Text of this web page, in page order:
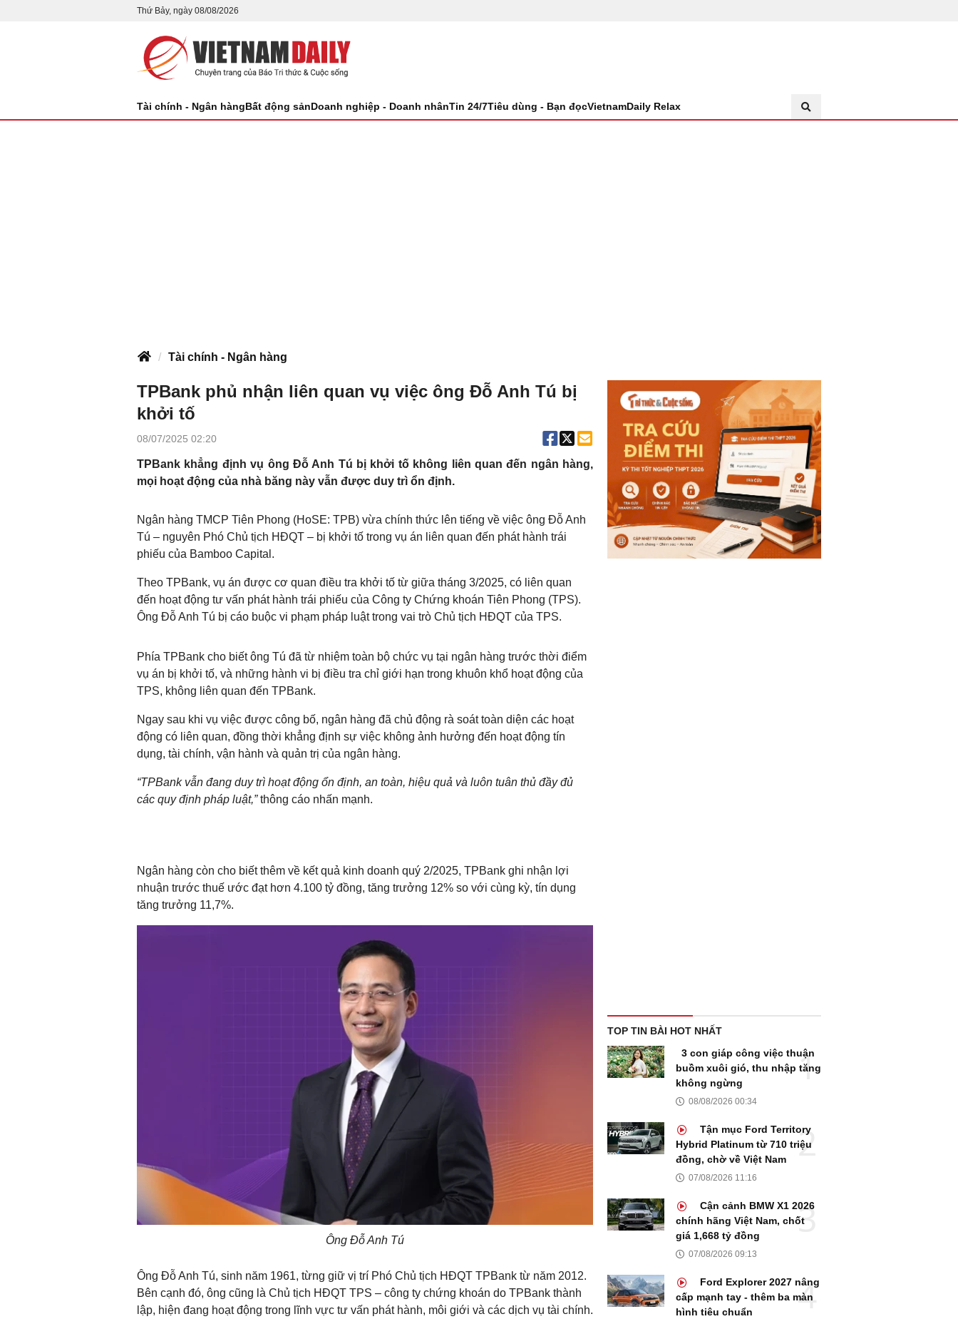
Thứ Bảy, ngày 08/08/2026
Tài chính - Ngân hàngBất động sảnDoanh nghiệp - Doanh nhânTin 24/7Tiêu dùng - Bạn đọcVietnamDaily Relax
Tài chính - Ngân hàng
TPBank phủ nhận liên quan vụ việc ông Đỗ Anh Tú bị
khởi tố
08/07/2025 02:20
TPBank khẳng định vụ ông Đỗ Anh Tú bị khởi tố không liên quan đến ngân hàng,
mọi hoạt động của nhà băng này vẫn được duy trì ổn định.
Ngân hàng TMCP Tiên Phong (HoSE: TPB) vừa chính thức lên tiếng về việc ông Đỗ Anh
Tú – nguyên Phó Chủ tịch HĐQT – bị khởi tố trong vụ án liên quan đến phát hành trái
phiếu của Bamboo Capital.
Theo TPBank, vụ án được cơ quan điều tra khởi tố từ giữa tháng 3/2025, có liên quan
đến hoạt động tư vấn phát hành trái phiếu của Công ty Chứng khoán Tiên Phong (TPS).
Ông Đỗ Anh Tú bị cáo buộc vi phạm pháp luật trong vai trò Chủ tịch HĐQT của TPS.
Phía TPBank cho biết ông Tú đã từ nhiệm toàn bộ chức vụ tại ngân hàng trước thời điểm
vụ án bị khởi tố, và những hành vi bị điều tra chỉ giới hạn trong khuôn khổ hoạt động của
TPS, không liên quan đến TPBank.
Ngay sau khi vụ việc được công bố, ngân hàng đã chủ động rà soát toàn diện các hoạt
động có liên quan, đồng thời khẳng định sự việc không ảnh hưởng đến hoạt động tín
dụng, tài chính, vận hành và quản trị của ngân hàng.
“TPBank vẫn đang duy trì hoạt động ổn định, an toàn, hiệu quả và luôn tuân thủ đầy đủ
các quy định pháp luật,”thông cáo nhấn mạnh.
Ngân hàng còn cho biết thêm về kết quả kinh doanh quý 2/2025, TPBank ghi nhận lợi
nhuận trước thuế ước đạt hơn 4.100 tỷ đồng, tăng trưởng 12% so với cùng kỳ, tín dụng
tăng trưởng 11,7%.
Ông Đỗ Anh Tú
Ông Đỗ Anh Tú, sinh năm 1961, từng giữ vị trí Phó Chủ tịch HĐQT TPBank từ năm 2012.
Bên cạnh đó, ông cũng là Chủ tịch HĐQT TPS – công ty chứng khoán do TPBank thành
lập, hiện đang hoạt động trong lĩnh vực tư vấn phát hành, môi giới và các dịch vụ tài chính.
TOP TIN BÀI HOT NHẤT
3 con giáp công việc thuận
buồm xuôi gió, thu nhập tăng
không ngừng
08/08/2026 00:34
Tận mục Ford Territory
Hybrid Platinum từ 710 triệu
đồng, chờ về Việt Nam
07/08/2026 11:16
Cận cảnh BMW X1 2026
chính hãng Việt Nam, chốt
giá 1,668 tỷ đồng
07/08/2026 09:13
Ford Explorer 2027 nâng
cấp mạnh tay - thêm ba màn
hình tiêu chuẩn